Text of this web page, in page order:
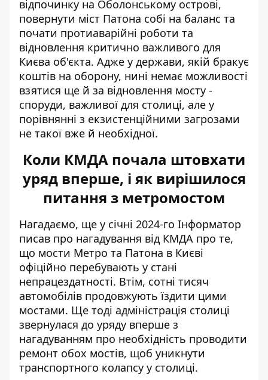
відпочинку на Оболонському острові,
повернути міст Патона собі на баланс та
почати протиаварійні роботи та
відновлення критично важливого для
Києва об'єкта. Адже у держави, якій бракує
коштів на оборону, нині немає можливості
взятися ще й за відновлення мосту -
споруди, важливої для столиці, але у
порівнянні з екзистенційними загрозами
не такої вже й необхідної.
Коли КМДА почала штовхати
уряд вперше, і як вирішилося
питання з метромостом
Нагадаємо, ще у січні 2024-го Інформатор
писав про нагадування від КМДА про те,
що мости Метро та Патона в Києві
офіційно перебувають у стані
непрацездатності. Втім, сотні тисяч
автомобілів продовжують їздити цими
мостами. Ще тоді адміністрація столиці
звернулася до уряду вперше з
нагадуванням про необхідність проводити
ремонт обох мостів, щоб уникнути
транспортного колапсу у столиці.